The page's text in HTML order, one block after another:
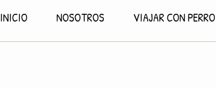
INICIO NOSOTROS VIAJAR CON PERRO